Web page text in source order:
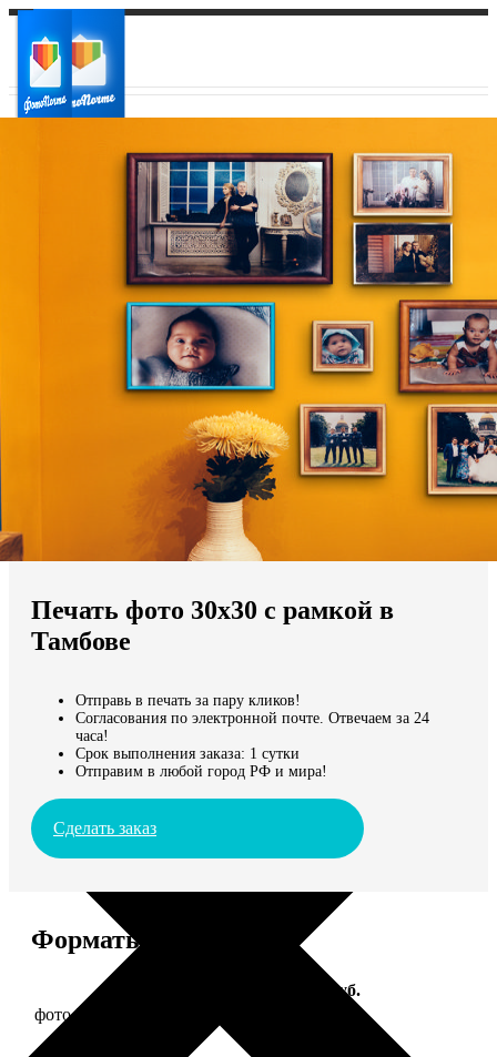
Ваш регион доставки
Выберите из списка:
Мы доставляем по всему миру
Продолжить без города
Печать фото 30х30 с рамкой в
Тамбове
Отправь в печать за пару кликов!
Согласования по электронной почте. Отвечаем за 24
часа!
Срок выполнения заказа: 1 сутки
Отправим в любой город РФ и мира!
Сделать заказ
Форматы и цены
Цена, руб.
фото 30х30 в деревянной рамке